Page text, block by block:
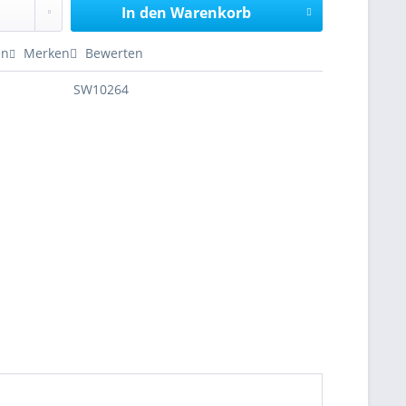
In den Warenkorb
Merken Bewerten
SW10264